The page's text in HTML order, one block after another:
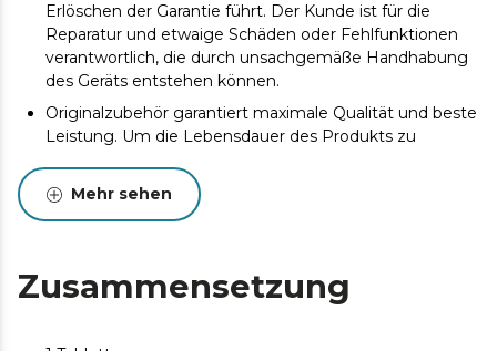
Erlöschen der Garantie führt. Der Kunde ist für die
Reparatur und etwaige Schäden oder Fehlfunktionen
verantwortlich, die durch unsachgemäße Handhabung
des Geräts entstehen können.
Originalzubehör garantiert maximale Qualität und beste
Leistung. Um die Lebensdauer des Produkts zu
Mehr sehen
Zusammensetzung